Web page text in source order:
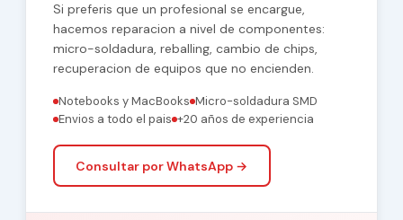
Si preferis que un profesional se encargue,
hacemos reparacion a nivel de componentes:
micro-soldadura, reballing, cambio de chips,
recuperacion de equipos que no encienden.
Notebooks y MacBooks Micro-soldadura SMD
Envios a todo el pais +20 años de experiencia
Consultar por WhatsApp →